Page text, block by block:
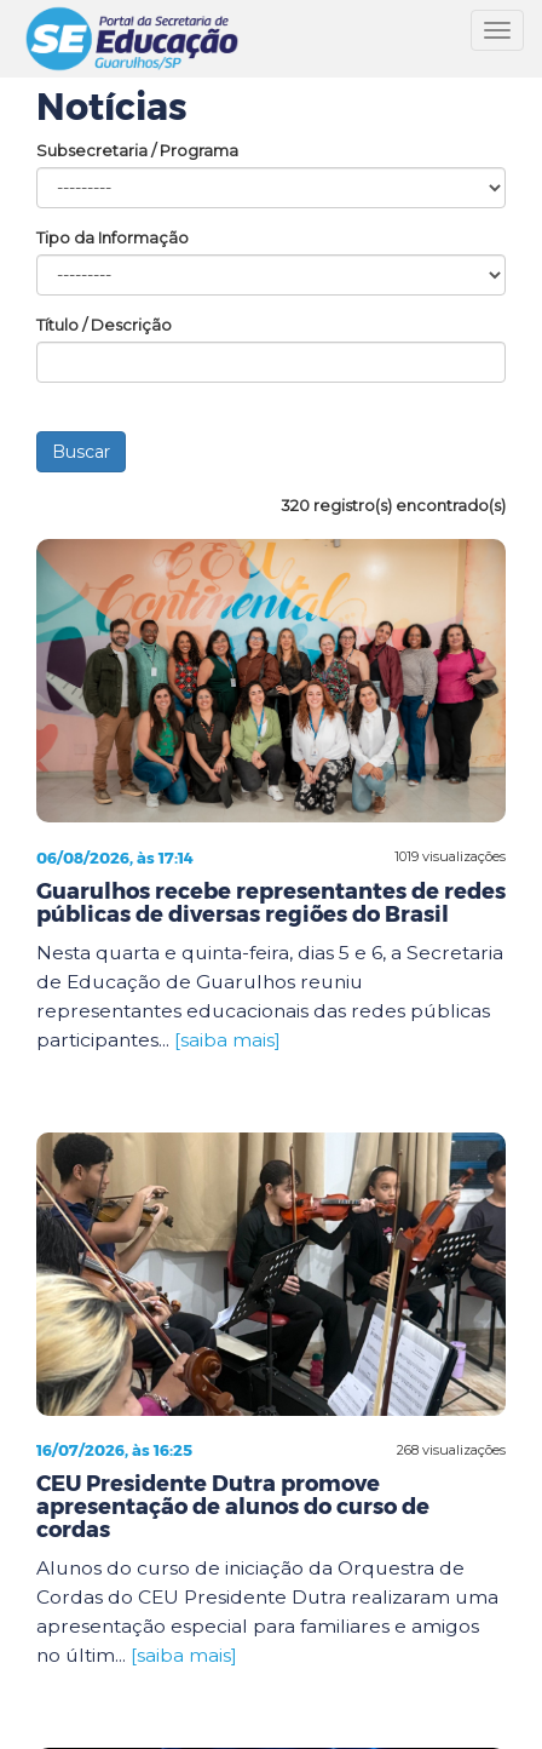
Notícias
Subsecretaria / Programa
Tipo da Informação
Título / Descrição
320 registro(s) encontrado(s)
1019 visualizações
06/08/2026, às 17:14
Guarulhos recebe representantes de redes
públicas de diversas regiões do Brasil
Nesta quarta e quinta-feira, dias 5 e 6, a Secretaria
de Educação de Guarulhos reuniu
representantes educacionais das redes públicas
participantes... [saiba mais]
268 visualizações
16/07/2026, às 16:25
CEU Presidente Dutra promove
apresentação de alunos do curso de
cordas
Alunos do curso de iniciação da Orquestra de
Cordas do CEU Presidente Dutra realizaram uma
apresentação especial para familiares e amigos
no últim... [saiba mais]